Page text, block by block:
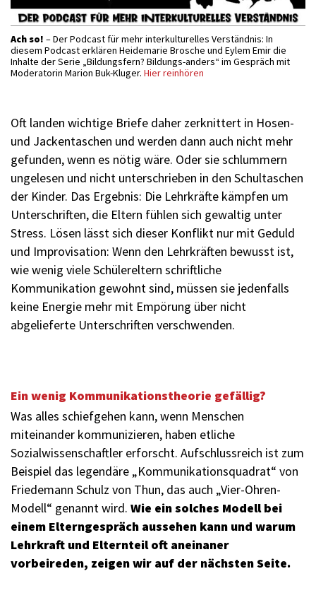
Ach so! – Der Podcast für mehr interkulturelles Verständnis: In
diesem Podcast erklären Heidemarie Brosche und Eylem Emir die
Inhalte der Serie „Bildungsfern? Bildungs-anders“ im Gespräch mit
Moderatorin Marion Buk-Kluger. Hier reinhören
Oft landen wichtige Briefe daher zerknittert in Hosen-
und Jackentaschen und werden dann auch nicht mehr
gefunden, wenn es nötig wäre. Oder sie schlummern
ungelesen und nicht unterschrieben in den Schultaschen
der Kinder. Das Ergebnis: Die Lehrkräfte kämpfen um
Unterschriften, die Eltern fühlen sich gewaltig unter
Stress. Lösen lässt sich dieser Konflikt nur mit Geduld
und Improvisation: Wenn den Lehrkräften bewusst ist,
wie wenig viele Schülereltern schriftliche
Kommunikation gewohnt sind, müssen sie jedenfalls
keine Energie mehr mit Empörung über nicht
abgelieferte Unterschriften verschwenden.
Ein wenig Kommunikationstheorie gefällig?
Was alles schiefgehen kann, wenn Menschen
miteinander kommunizieren, haben etliche
Sozialwissenschaftler erforscht. Aufschlussreich ist zum
Beispiel das legendäre „Kommunikationsquadrat“ von
Friedemann Schulz von Thun, das auch „Vier-Ohren-
Modell“ genannt wird. Wie ein solches Modell bei
einem Elterngespräch aussehen kann und warum
Lehrkraft und Elternteil oft aneinaner
vorbeireden, zeigen wir auf der nächsten Seite.